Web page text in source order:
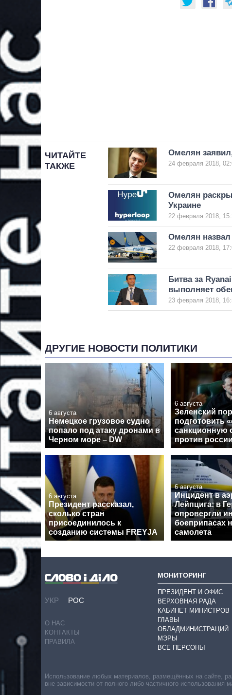
ЧИТАЙТЕ
ТАКЖЕ
Омелян
24 февраля 2018,
Омелян
Украине
22 февраля 2018,
Омелян назвал
22 февраля 2018,
Битва за
выполняет
23 февраля 2018,
ДРУГИЕ НОВОСТИ ПОЛИТИКИ
6 августа
Немецкое грузовое судно
попало под атаку дронами в
Черном море – DW
6 августа
Зеленский
подготовить
санкционную
против россии
6 августа
Президент рассказал,
сколько стран
присоединилось к
созданию системы FREYJA
6 августа
Инцидент в
Лейпцига: в
опровергли
боеприпасах
самолета
УКР РОС
О НАС
КОНТАКТЫ
ПРАВИЛА
МОНИТОРИНГ
ПРЕЗИДЕНТ И ОФИС
ВЕРХОВНАЯ РАДА
КАБИНЕТ МИНИСТРОВ
ГЛАВЫ
ОБЛАДМИНИСТРАЦИЙ
МЭРЫ
ВСЕ ПЕРСОНЫ
Использование любых материалов, размещённых на сайте,
вне зависимости от полного либо частичного использования